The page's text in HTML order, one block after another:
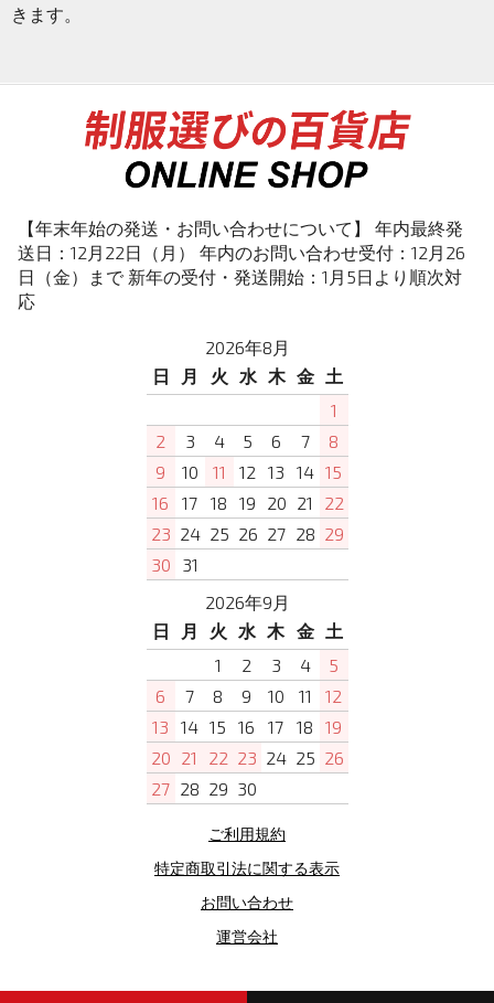
きます。
【年末年始の発送・お問い合わせについて】 年内最終発
送日：12月22日（月） 年内のお問い合わせ受付：12月26
日（金）まで 新年の受付・発送開始：1月5日より順次対
応
2026年8月
日
月 火 水 木 金
土
1
2
3 4 5 6 7
8
9
10 11 12 13 14 15
16
17 18 19 20 21
22
23 24 25 26 27 28 29
30
31
2026年9月
日
月 火 水 木 金
土
1
2 3 4
5
6
7 8 9 10 11
12
13
14 15 16 17 18
19
20 21 22 23 24 25 26
27 28 29 30
ご利用規約
特定商取引法に関する表示
お問い合わせ
運営会社